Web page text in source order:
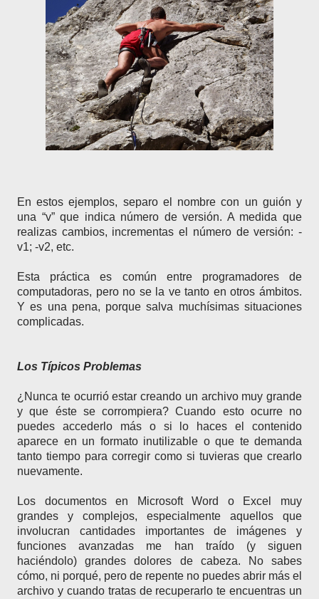
En estos ejemplos, separo el nombre con un guión y
una “v” que indica número de versión. A medida que
realizas cambios, incrementas el número de versión: -
v1; -v2, etc.
Esta práctica es común entre programadores de
computadoras, pero no se la ve tanto en otros ámbitos.
Y es una pena, porque salva muchísimas situaciones
complicadas.
Los Típicos Problemas
¿Nunca te ocurrió estar creando un archivo muy grande
y que éste se corrompiera? Cuando esto ocurre no
puedes accederlo más o si lo haces el contenido
aparece en un formato inutilizable o que te demanda
tanto tiempo para corregir como si tuvieras que crearlo
nuevamente.
Los documentos en Microsoft Word o Excel muy
grandes y complejos, especialmente aquellos que
involucran cantidades importantes de imágenes y
funciones avanzadas me han traído (y siguen
haciéndolo) grandes dolores de cabeza. No sabes
cómo, ni porqué, pero de repente no puedes abrir más el
archivo y cuando tratas de recuperarlo te encuentras un